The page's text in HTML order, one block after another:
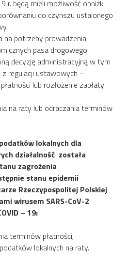
r. będą mieli możliwość obniżki
do czynszu ustalonego
na potrzeby prowadzenia
pasa drogowego
decyzję administracyjną w tym
z regulacji ustawowych –
lub rozłożenie zapłaty
na raty lub odraczania terminów
lokalnych dla
działalność została
zagrożenia
stanu epidemii
Rzeczypospolitej Polskiej
wirusem SARS-CoV-2
– 19:
terminów płatności;
lokalnych na raty.